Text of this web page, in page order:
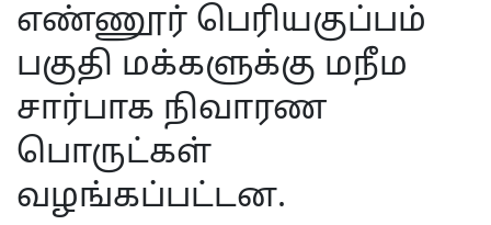
எண்ணூர் பெரியகுப்பம்
பகுதி மக்களுக்கு மநீம
சார்பாக நிவாரண
பொருட்கள்
வழங்கப்பட்டன.